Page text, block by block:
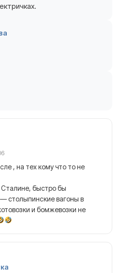
, на тех кому что то не
быстро бы
столыпинские вагоны в
и бомжевозки не